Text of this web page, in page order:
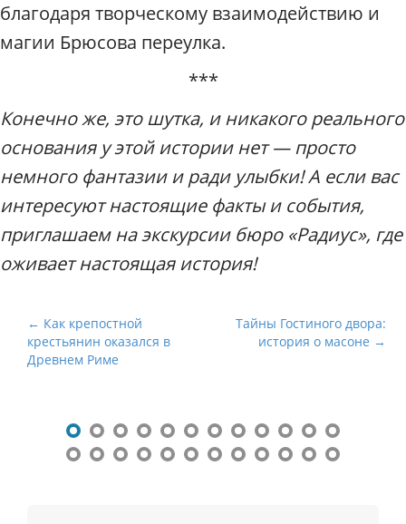
благодаря творческому взаимодействию и
магии Брюсова переулка.
***
Конечно же, это шутка, и никакого реального
основания у этой истории нет — просто
немного фантазии и ради улыбки! А если вас
интересуют настоящие факты и события,
приглашаем на экскурсии бюро «Радиус», где
оживает настоящая история!
Н
а
в
← Как крепостной
крестьянин оказался в
Древнем Риме
Тайны Гостиного двора:
история о масоне →